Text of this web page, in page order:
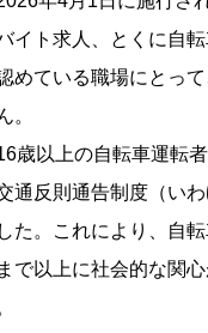
イト求人、とくに自
めている職場にとっ
。
歳以上の自転車運転者
通反則通告制度（い
た。これにより、自
で以上に社会的な関